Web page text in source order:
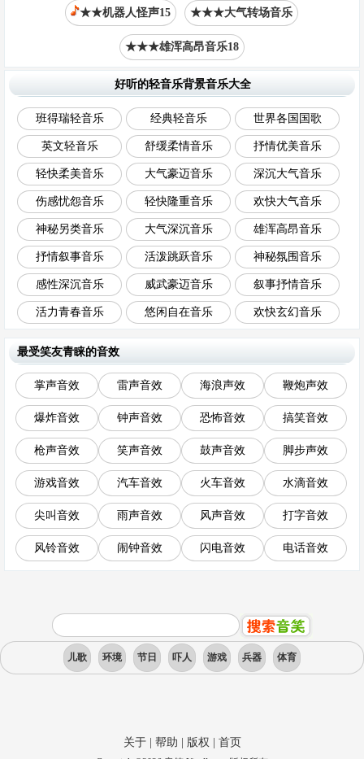
★★机器人怪声15 ★★★大气转场音乐
★★★雄浑高昂音乐18
好听的轻音乐背景音乐大全
班得瑞轻音乐 经典轻音乐 世界各国国歌
英文轻音乐 舒缓柔情音乐 抒情优美音乐
轻快柔美音乐 大气豪迈音乐 深沉大气音乐
伤感忧怨音乐 轻快隆重音乐 欢快大气音乐
神秘另类音乐 大气深沉音乐 雄浑高昂音乐
抒情叙事音乐 活泼跳跃音乐 神秘氛围音乐
感性深沉音乐 威武豪迈音乐 叙事抒情音乐
活力青春音乐 悠闲自在音乐 欢快玄幻音乐
最受笑友青睐的音效
掌声音效 雷声音效 海浪声效 鞭炮声效
爆炸音效 钟声音效 恐怖音效 搞笑音效
枪声音效 笑声音效 鼓声音效 脚步声效
游戏音效 汽车音效 火车音效 水滴音效
尖叫音效 雨声音效 风声音效 打字音效
风铃音效 闹钟音效 闪电音效 电话音效
儿歌 环境 节日 吓人 游戏 兵器 体育
关于| 帮助 版权 首页